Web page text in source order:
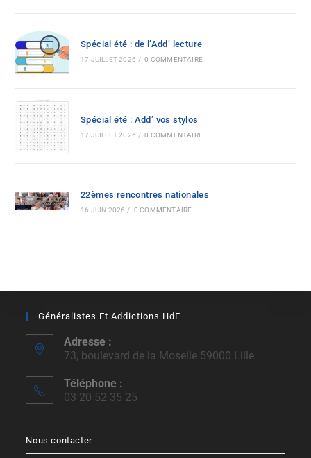
Spécial été : de l’Add’ lecture
17 JUILLET 2026 / 0 COMMENTAIRE
Spécial été : Add’ vos stylos
17 JUILLET 2026 / 0 COMMENTAIRE
22èmes rencontres nationales
16 JUIN 2026 / 0 COMMENTAIRE
Généralistes Et Addictions HdF
Adresse :
73, boulevard de la Moselle 59000 Lille
Téléphone :
03 20 52 35 25
Nous contacter